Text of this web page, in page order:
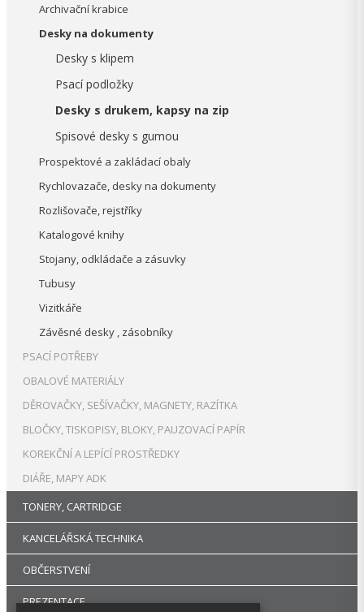
Archivační krabice
Desky na dokumenty
Desky s klipem
Psací podložky
Desky s drukem, kapsy na zip
Spisové desky s gumou
Prospektové a zakládací obaly
Rychlovazače, desky na dokumenty
Rozlišovače, rejstříky
Katalogové knihy
Stojany, odkládače a zásuvky
Tubusy
Vizitkáře
Závěsné desky , zásobníky
PSACÍ POTŘEBY
OBALOVÉ MATERIÁLY
DĚROVAČKY, SEŠÍVAČKY, MAGNETY, RAZÍTKA
BLOČKY, TISKOPISY, BLOKY, PAUZOVACÍ PAPÍR
KOREKČNÍ A LEPÍCÍ PROSTŘEDKY
DIÁŘE, MAPY ADK
TONERY, CARTRIDGE
KANCELÁŘSKÁ TECHNIKA
OBČERSTVENÍ
PREZENTACE